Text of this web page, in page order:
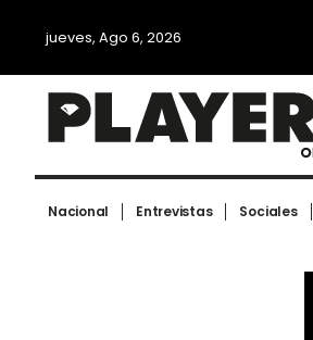
jueves, Ago 6, 2026
Nacional Entrevistas Sociales